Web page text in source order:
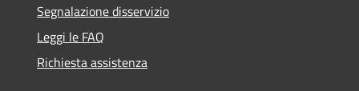
Segnalazione disservizio
Leggi le FAQ
Richiesta assistenza